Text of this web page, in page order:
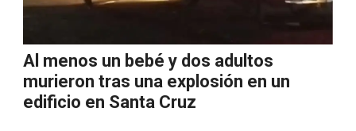
Al menos un bebé y dos adultos
murieron tras una explosión en un
edificio en Santa Cruz